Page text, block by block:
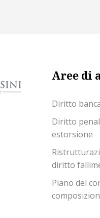
Aree di
Diritto
Diritto
estorsione
diritto
Piano del